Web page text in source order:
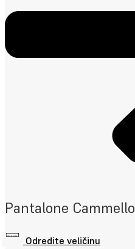
Pantalone Cammello
Odredite veličinu